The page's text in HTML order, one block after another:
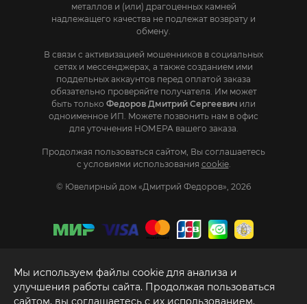
металлов и (или) драгоценных камней
надлежащего качества не подлежат возврату и
обмену.
В связи с активизацией мошенников в социальных
сетях и мессенджерах, а также созданием ими
поддельных аккаунтов перед оплатой заказа
обязательно проверяйте получателя. Им может
быть только Федоров Дмитрий Сергеевич или
одноименное ИП. Mожете позвонить нам в офис
для уточнения НОМЕРА вашего заказа.
Продолжая пользоваться сайтом, Вы соглашаетесь
с условиями использования cookie.
© Ювелирный дом «Дмитрий Федоров», 2026
Мы используем файлы cookie для анализа и
улучшения работы сайта. Продолжая пользоваться
сайтом, вы соглашаетесь с их использованием.